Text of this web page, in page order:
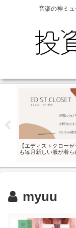
音楽の神ミ
【エディストクロー
も毎月新しい服が着ら
myuu